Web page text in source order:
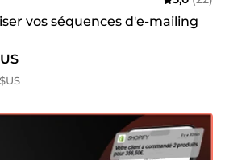
vos séquences d'e-mailing